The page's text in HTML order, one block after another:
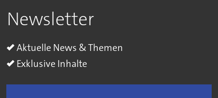
Newsletter
Aktuelle News & Themen
Exklusive Inhalte